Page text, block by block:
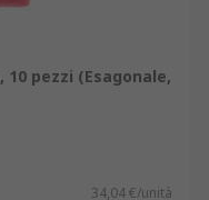
pezzi (Esagonale,
34,04 €/unità